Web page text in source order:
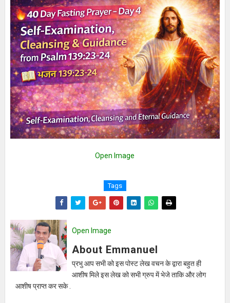
Open Image
Tags
Open Image
About Emmanuel
प्रभु आप सभी को इस पोस्ट लेख वचन के द्वारा बहुत ही
आशीष मिले इस लेख को सभी ग्रुप में भेजे ताकि और लोग
आशीष प्राप्त कर सके .